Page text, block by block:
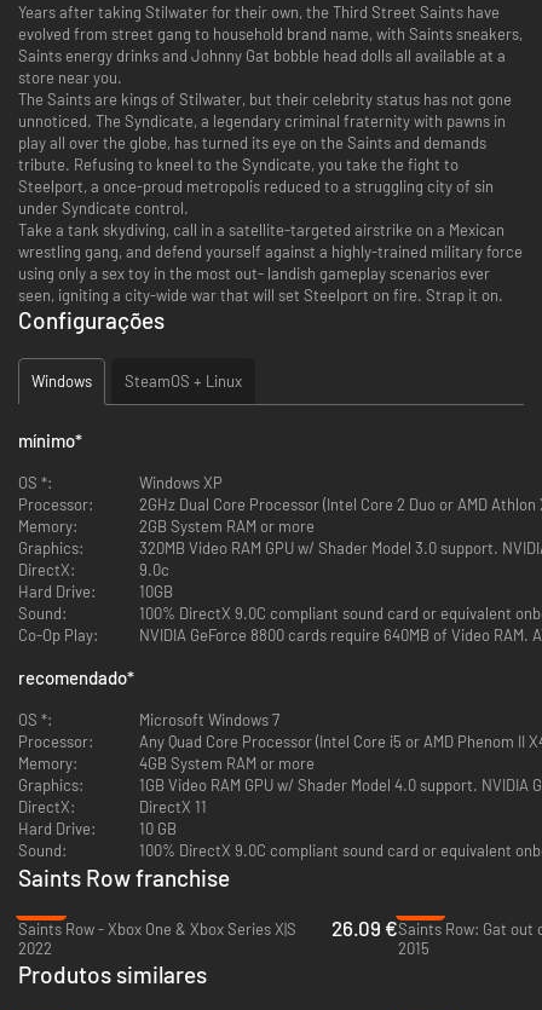
Years after taking Stilwater for their own, the Third Street Saints have
evolved from street gang to household brand name, with Saints sneakers,
Saints energy drinks and Johnny Gat bobble head dolls all available at a
store near you.
The Saints are kings of Stilwater, but their celebrity status has not gone
unnoticed. The Syndicate, a legendary criminal fraternity with pawns in
play all over the globe, has turned its eye on the Saints and demands
tribute. Refusing to kneel to the Syndicate, you take the fight to
Steelport, a once-proud metropolis reduced to a struggling city of sin
under Syndicate control.
Take a tank skydiving, call in a satellite-targeted airstrike on a Mexican
wrestling gang, and defend yourself against a highly-trained military force
using only a sex toy in the most out- landish gameplay scenarios ever
seen, igniting a city-wide war that will set Steelport on fire. Strap it on.
Configurações
Windows SteamOS + Linux
mínimo*
OS *:
Windows XP
Processor:
2GHz Dual Core Processor (Intel Core 2 Duo or AMD Athlon
Memory:
2GB System RAM or more
Graphics:
DirectX:
9.0c
Hard Drive:
10GB
Sound:
100% DirectX 9.0C compliant sound card or equivalent
Co-Op Play:
recomendado*
OS *:
Microsoft Windows 7
Processor:
Any Quad Core Processor (Intel Core i5 or AMD Phenom II
Memory:
4GB System RAM or more
Graphics:
DirectX:
DirectX 11
Hard Drive:
10 GB
Sound:
100% DirectX 9.0C compliant sound card or equivalent
Saints Row franchise
Saints Row - Xbox One & Xbox Series X|S
2022
26.09 €Saints Row: Gat out
2015
Produtos similares